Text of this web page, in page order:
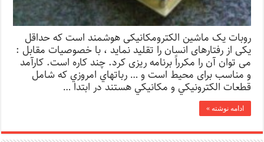
روبات یک ماشین الکترومکانیکی هوشمند است که حداقل
یکی از رفتارهای انسان را تقلید نماید ، با خصوصیات مقابل :
می توان آن را مکرراً برنامه ریزی کرد. چند کاره است. کارآمد
و مناسب برای محیط است و … رباتهاي امروزي كه شامل
قطعات الكترونيكي و مكانيكي هستند در ابتدا …
ادامه نوشته »